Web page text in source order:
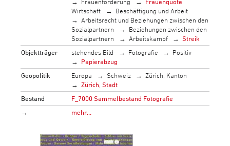
Wirtschaft
Beschäftigung und Arbeit
Arbeitsrecht und Beziehungen zwischen den
Sozialpartnern
Beziehungen zwischen den
Sozialpartnern
Arbeitskampf
Streik
Objektträger
stehendes Bild Fotografie
Positiv
Papierabzug
Geopolitik
Europa Schweiz
Zürich, Kanton
Zürich, Stadt
Bestand
F_7000 Sammelbestand Fotografie
→
mehr…